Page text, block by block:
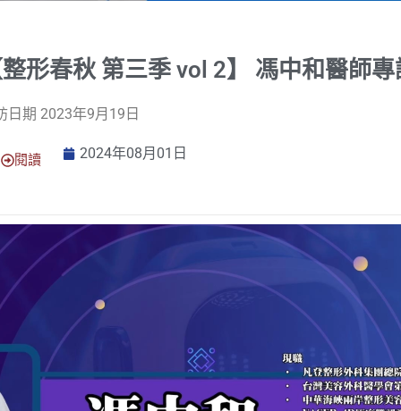
形春秋 第三季 vol 2】 馮中和醫師專
日期 2023年9月19日
閱讀 2024年08月01日